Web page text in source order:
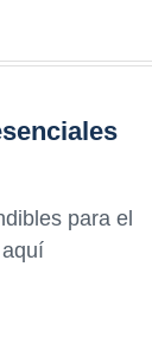
para el